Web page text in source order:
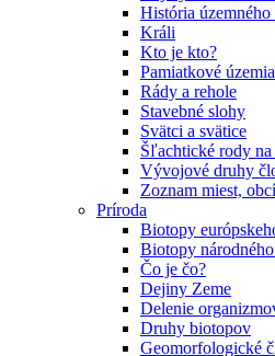
História územného
Králi
Kto je kto?
Pamiatkové
Rády a rehole
Stavebné slohy
Svätci a svätice
Šľachtické rody na
Vývojové druhy
Zoznam miest,
Príroda
Biotopy
Biotopy
Čo je čo?
Dejiny Zeme
Delenie
Druhy biotopov
Geomorfologické